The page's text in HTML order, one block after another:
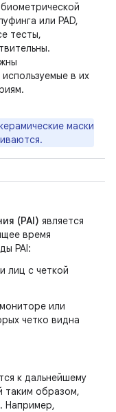
или PAD,
тесты,
в их
маски
(PAI) является
время
PAI:
лиц с четкой
или
четко видна
к дальнейшему
таким образом,
Например,